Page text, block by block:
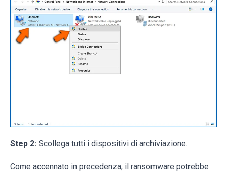
Step 2: Scollega tutti i dispositivi di archiviazione.
Come accennato in precedenza, il ransomware potrebbe